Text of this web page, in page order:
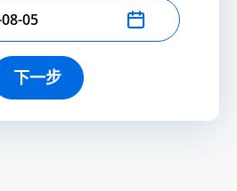
下一步